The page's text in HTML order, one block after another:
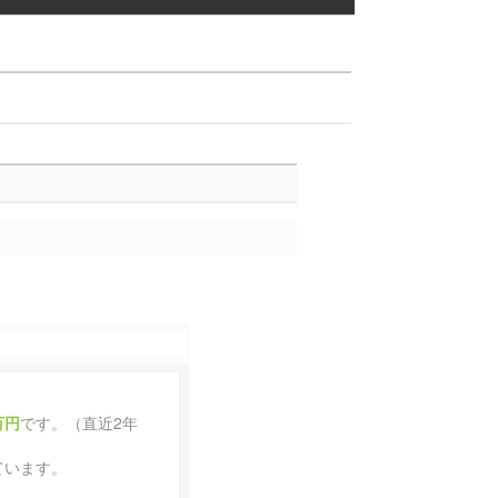
です。（直近2年
ます。